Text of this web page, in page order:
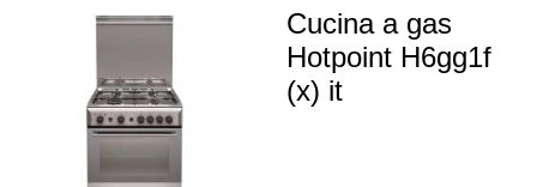
Cucina a gas
Hotpoint H6gg1f
(x) it